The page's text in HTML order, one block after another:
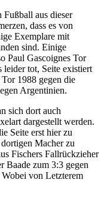
Fußball aus dieser
dass es von
Exemplare mit
sind. Einige
Paul Gascoignes Tor
tot, Seite existiert
1988 gegen die
Argentinien.
sich dort auch
dargestellt werden.
Seite erst hier zu
Macher zu
Fischers Fallrückzieher
Baade zum 3:3 gegen
von Letzterem